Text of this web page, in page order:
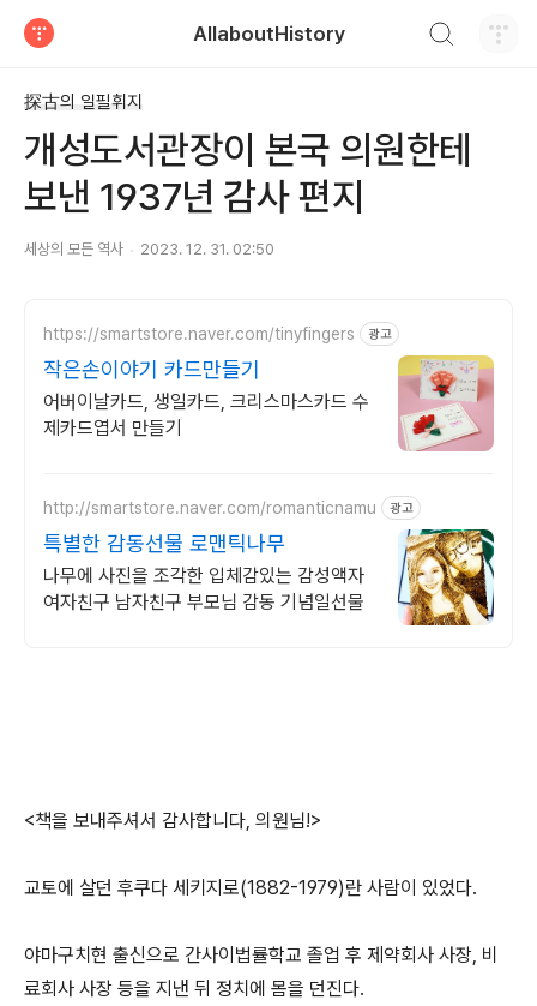
AllaboutHistory
探古의 일필휘지
개성도서관장이 본국 의원한테
보낸 1937년 감사 편지
세상의 모든 역사 2023. 12. 31. 02:50
https://smartstore.naver.com/tinyfingers 광고
작은손이야기 카드만들기
어버이날카드, 생일카드, 크리스마스카드 수
제카드엽서 만들기
http://smartstore.naver.com/romanticnamu 광고
특별한 감동선물 로맨틱나무
나무에 사진을 조각한 입체감있는 감성액자
여자친구 남자친구 부모님 감동 기념일선물
<책을 보내주셔서 감사합니다, 의원님!>
교토에 살던 후쿠다 세키지로(1882-1979)란 사람이 있었다.
야마구치현 출신으로 간사이법률학교 졸업 후 제약회사 사장, 비
료회사 사장 등을 지낸 뒤 정치에 몸을 던진다.